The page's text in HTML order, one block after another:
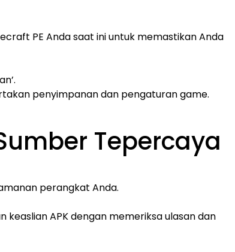
PE Anda saat ini untuk memastikan Anda
penyimpanan dan pengaturan game.
Tepercaya
perangkat Anda.
APK dengan memeriksa ulasan dan